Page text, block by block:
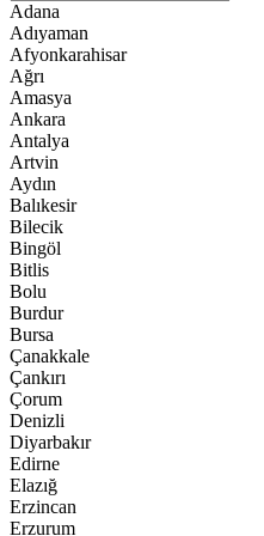
Adana
Adıyaman
Afyonkarahisar
Ağrı
Amasya
Ankara
Antalya
Artvin
Aydın
Balıkesir
Bilecik
Bingöl
Bitlis
Bolu
Burdur
Bursa
Çanakkale
Çankırı
Çorum
Denizli
Diyarbakır
Edirne
Elazığ
Erzincan
Erzurum